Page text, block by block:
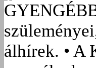
álhírek. • A